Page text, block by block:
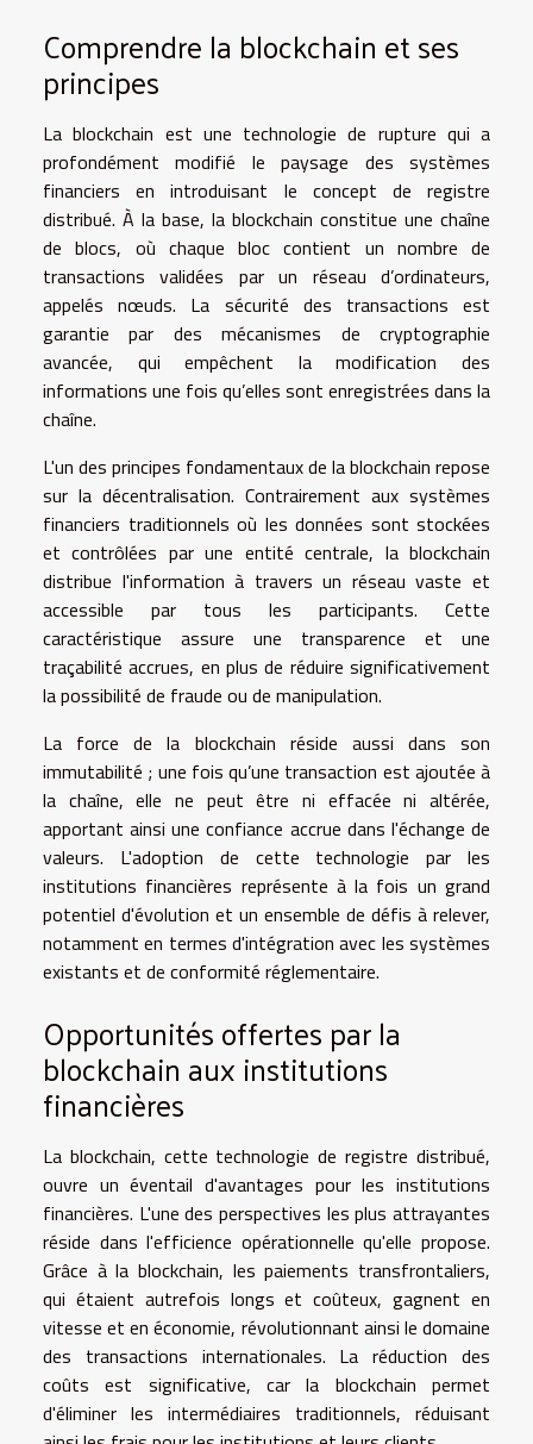
Comprendre la blockchain et ses
principes
La blockchain est une technologie de rupture qui a
profondément modifié le paysage des systèmes
financiers en introduisant le concept de registre
distribué. À la base, la blockchain constitue une chaîne
de blocs, où chaque bloc contient un nombre de
transactions validées par un réseau d’ordinateurs,
appelés nœuds. La sécurité des transactions est
garantie par des mécanismes de cryptographie
avancée, qui empêchent la modification des
informations une fois qu’elles sont enregistrées dans la
chaîne.
L'un des principes fondamentaux de la blockchain repose
sur la décentralisation. Contrairement aux systèmes
financiers traditionnels où les données sont stockées
et contrôlées par une entité centrale, la blockchain
distribue l'information à travers un réseau vaste et
accessible par tous les participants. Cette
caractéristique assure une transparence et une
traçabilité accrues, en plus de réduire significativement
la possibilité de fraude ou de manipulation.
La force de la blockchain réside aussi dans son
immutabilité ; une fois qu’une transaction est ajoutée à
la chaîne, elle ne peut être ni effacée ni altérée,
apportant ainsi une confiance accrue dans l'échange de
valeurs. L'adoption de cette technologie par les
institutions financières représente à la fois un grand
potentiel d'évolution et un ensemble de défis à relever,
notamment en termes d'intégration avec les systèmes
existants et de conformité réglementaire.
Opportunités offertes par la
blockchain aux institutions
financières
La blockchain, cette technologie de registre distribué,
ouvre un éventail d'avantages pour les institutions
financières. L'une des perspectives les plus attrayantes
réside dans l'efficience opérationnelle qu'elle propose.
Grâce à la blockchain, les paiements transfrontaliers,
qui étaient autrefois longs et coûteux, gagnent en
vitesse et en économie, révolutionnant ainsi le domaine
des transactions internationales. La réduction des
coûts est significative, car la blockchain permet
d'éliminer les intermédiaires traditionnels, réduisant